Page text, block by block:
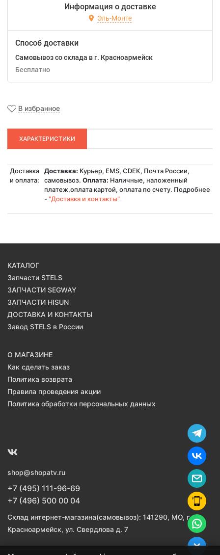
Информация о доставке
Эль-Монте
Способ доставки
Самовывоз со склада в г. Красноармейск
Бесплатно
В избранное
ХАРАКТЕРИСТИКИ
Доставка
и оплата:
Доставка: Курьер, EMS, CDEK, Почта России,
самовывоз. Оплата: Наличные, наложенный
платеж,оплата картой, оплата по счету. Подробнее
- "Доставка и контакты"
КАТАЛОГ
Запчасти STELS
ЗАПЧАСТИ SEGWAY
ЗАПЧАСТИ HISUN
ДОСТАВКА И КОНТАКТЫ
Завод STELS в России
О МАГАЗИНЕ
Как сделать заказ
Политика возврата
Правила проведения акции
Политика обработки персональных данных
shop@shopatv.ru
+7 (495) 111-96-69
+7 (496) 500 00 04
Склад интернет-магазина(самовывоз): 141290, МО, г.
Красноармейск, ул. Свердлова д. 7